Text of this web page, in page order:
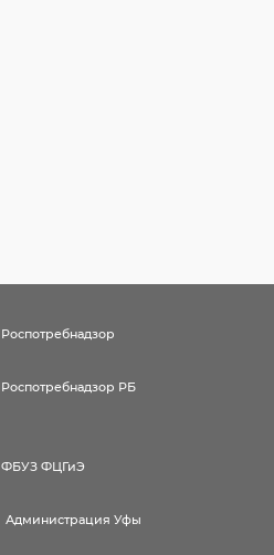
Роспотребнадзор
Роспотребнадзор РБ
ФБУЗ ФЦГиЭ
Администрация Уфы